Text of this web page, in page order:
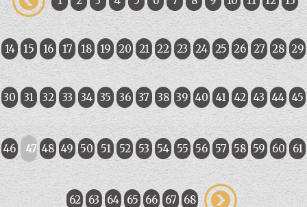
14 15 16 17 18 19 20 21 22 23 24 25 26 27 28 29
30 31 32 33 34 35 36 37 38 39 40 41 42 43 44 45
46 47 48 49 50 51 52 53 54 55 56 57 58 59 60 61
62 63 64 65 66 67 68